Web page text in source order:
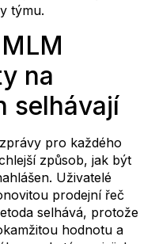
týmu.
na
selhávají
pro každého
způsob, jak být
Uživatelé
prodejní řeč
selhává, protože
hodnotu a